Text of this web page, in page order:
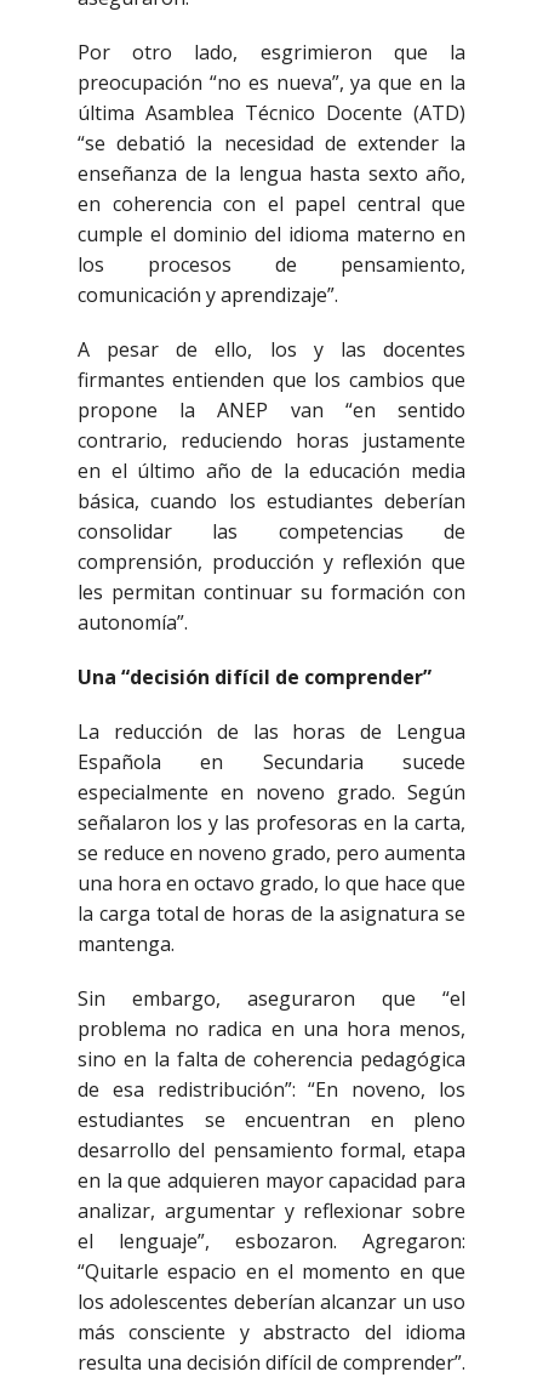
Por otro lado, esgrimieron que la
preocupación “no es nueva”, ya que en la
última Asamblea Técnico Docente (ATD)
“se debatió la necesidad de extender la
enseñanza de la lengua hasta sexto año,
en coherencia con el papel central que
cumple el dominio del idioma materno en
los procesos de pensamiento,
comunicación y aprendizaje”.
A pesar de ello, los y las docentes
firmantes entienden que los cambios que
propone la ANEP van “en sentido
contrario, reduciendo horas justamente
en el último año de la educación media
básica, cuando los estudiantes deberían
consolidar las competencias de
comprensión, producción y reflexión que
les permitan continuar su formación con
autonomía”.
Una “decisión difícil de comprender”
La reducción de las horas de Lengua
Española en Secundaria sucede
especialmente en noveno grado. Según
señalaron los y las profesoras en la carta,
se reduce en noveno grado, pero aumenta
una hora en octavo grado, lo que hace que
la carga total de horas de la asignatura se
mantenga.
Sin embargo, aseguraron que “el
problema no radica en una hora menos,
sino en la falta de coherencia pedagógica
de esa redistribución”: “En noveno, los
estudiantes se encuentran en pleno
desarrollo del pensamiento formal, etapa
en la que adquieren mayor capacidad para
analizar, argumentar y reflexionar sobre
el lenguaje”, esbozaron. Agregaron:
“Quitarle espacio en el momento en que
los adolescentes deberían alcanzar un uso
más consciente y abstracto del idioma
resulta una decisión difícil de comprender”.